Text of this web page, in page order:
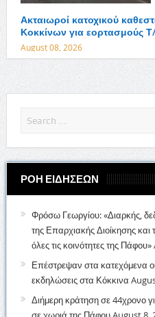
Ακταιωροί κατοχικού
Κοκκίνων για εορτασμούς
August 08, 2026
ΡΟΗ ΕΙΔΗΣΕΩΝ
Φρόσω Γεωργίου: «Διαρκής,
της Επαρχιακής Διοίκησης
όλες τις κοινότητες της Πάφου»
Επέστρεψαν στα κατεχόμενα
εκδηλώσεις στα Κόκκινα
Διήμερη κράτηση σε 44χρονο